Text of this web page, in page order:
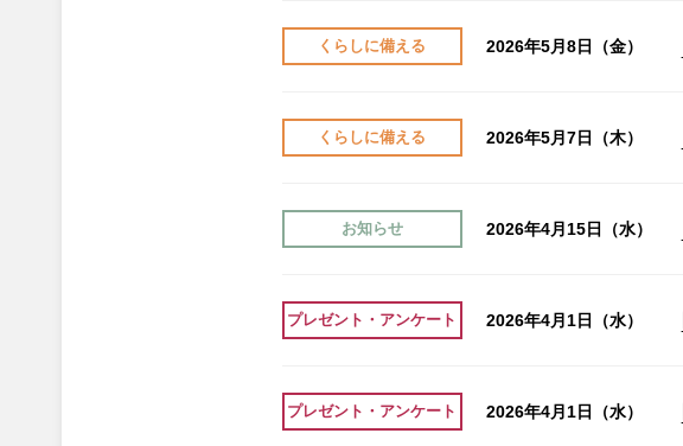
くらしに備える 2026年5月8日（金）
くらしに備える 2026年5月7日（木）
お知らせ 2026年4月15日（水）
プレゼント・アンケート 2026年4月1日（水）
プレゼント・アンケート 2026年4月1日（水）